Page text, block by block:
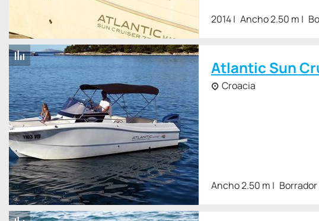
2014 Ancho 2.50 m
Atlantic Sun
Croacia
Ancho 2.50 m